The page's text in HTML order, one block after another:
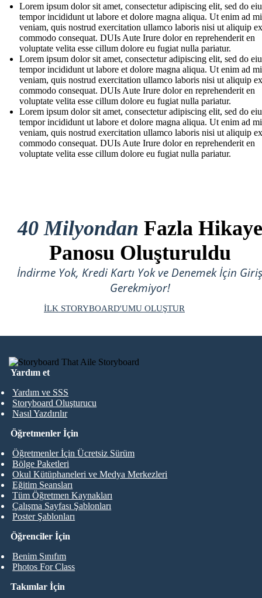
Lorem ipsum dolor sit amet, consectetur adipiscing elit, sed do
tempor incididunt ut labore et dolore magna aliqua. Ut enim ad
veniam, quis nostrud exercitation ullamco laboris nisi ut aliquip
commodo consequat. DUIs Aute Irure dolor en reprehenderit en
voluptate velita esse cillum dolore eu fugiat nulla pariatur.
Lorem ipsum dolor sit amet, consectetur adipiscing elit, sed do
tempor incididunt ut labore et dolore magna aliqua. Ut enim ad
veniam, quis nostrud exercitation ullamco laboris nisi ut aliquip
commodo consequat. DUIs Aute Irure dolor en reprehenderit en
voluptate velita esse cillum dolore eu fugiat nulla pariatur.
Lorem ipsum dolor sit amet, consectetur adipiscing elit, sed do
tempor incididunt ut labore et dolore magna aliqua. Ut enim ad
veniam, quis nostrud exercitation ullamco laboris nisi ut aliquip
commodo consequat. DUIs Aute Irure dolor en reprehenderit en
voluptate velita esse cillum dolore eu fugiat nulla pariatur.
40 Milyondan Fazla Hikaye
Panosu Oluşturuldu
İndirme Yok, Kredi Kartı Yok ve Denemek İçin Giriş
Gerekmiyor!
İLK STORYBOARD'UMU OLUŞTUR
Yardım et
Yardım ve SSS
Storyboard Oluşturucu
Nasıl Yazdırılır
Öğrenciler İçin
Benim Sınıfım
Photos For Class
Öğretmenler İçin
Öğretmenler İçin Ücretsiz Sürüm
Bölge Paketleri
Okul Kütüphaneleri ve Medya Merkezleri
Eğitim Seansları
Tüm Öğretmen Kaynakları
Çalışma Sayfası Şablonları
Poster Şablonları
Takımlar İçin